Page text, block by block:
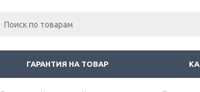
ГАРАНТИЯ НА ТОВАР